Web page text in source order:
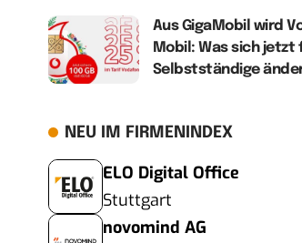
Aus GigaMobil wird
Mobil: Was sich jetzt
Selbstständige
NEU IM FIRMENINDEX
ELO Digital Office
Stuttgart
novomind AG